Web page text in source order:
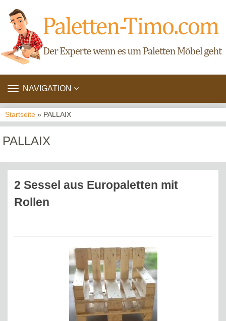
TOGGLE
NAVIGATION
Startseite » PALLAIX
PALLAIX
2 Sessel aus Europaletten mit
Rollen